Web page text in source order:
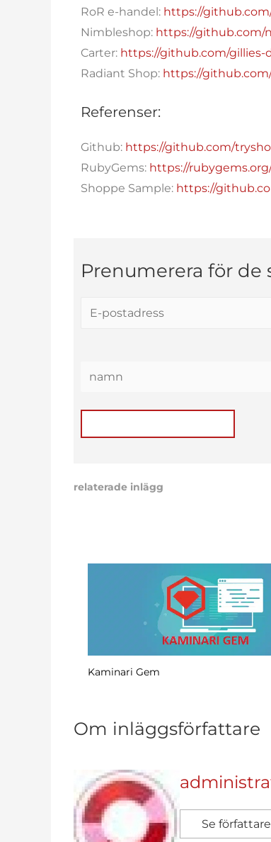
RoR e-handel: https://
Nimbleshop: https://github.com/
Carter: https://github.com/gillies-
Radiant Shop: https://
Referenser:
Github: https://github.com/
RubyGems: https://
Shoppe Sample: https://
Prenumerera för
relaterade inlägg
Varför anställa Ruby on Rails-
Om inläggsförfattare
Se